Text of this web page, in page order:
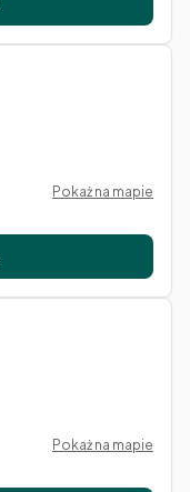
Pokaż na mapie
Pokaż na mapie